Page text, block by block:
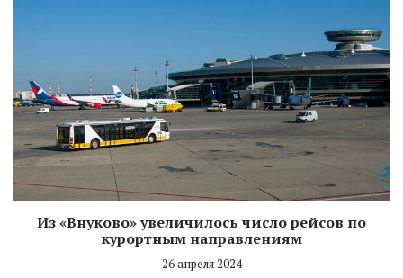
Из «Внуково» увеличилось число рейсов по
курортным направлениям
26 апреля 2024